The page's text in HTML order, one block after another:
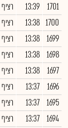
1701
13:39 רציף
1700
13:38 רציף
1699
13:38 רציף
1698
13:38 רציף
1697
13:38 רציף
1696
13:37 רציף
1695
13:37 רציף
1694
13:37 רציף